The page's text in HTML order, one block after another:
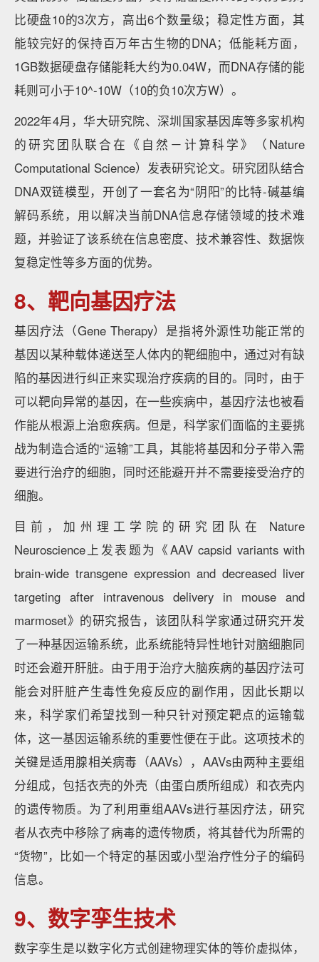
比硬盘10的3次方，高出6个数量级；稳定性方面，其
能较完好的保持百万年古生物的DNA；低能耗方面，
1GB数据硬盘存储能耗大约为0.04W，而DNA存储的能
耗则可小于10^-10W（10的负10次方W）。
2022年4月，华大研究院、深圳国家基因库等多家机构
的研究团队联合在《自然－计算科学》（Nature
Computational Science）发表研究论文。研究团队结合
DNA双链模型，开创了一套名为“阴阳”的比特-碱基编
解码系统，用以解决当前DNA信息存储领域的技术难
题，并验证了该系统在信息密度、技术兼容性、数据恢
复稳定性等多方面的优势。
8、靶向基因疗法
基因疗法（Gene Therapy）是指将外源性功能正常的
基因以某种载体递送至人体内的靶细胞中，通过对有缺
陷的基因进行纠正来实现治疗疾病的目的。同时，由于
可以靶向异常的基因，在一些疾病中，基因疗法也被看
作能从根源上治愈疾病。但是，科学家们面临的主要挑
战为制造合适的“运输”工具，其能将基因和分子带入需
要进行治疗的细胞，同时还能避开并不需要接受治疗的
细胞。
目前，加州理工学院的研究团队在 Nature
Neuroscience上发表题为《AAV capsid variants with
brain-wide transgene expression and decreased liver
targeting after intravenous delivery in mouse and
marmoset》的研究报告，该团队科学家通过研究开发
了一种基因运输系统，此系统能特异性地针对脑细胞同
时还会避开肝脏。由于用于治疗大脑疾病的基因疗法可
能会对肝脏产生毒性免疫反应的副作用，因此长期以
来，科学家们希望找到一种只针对预定靶点的运输载
体，这一基因运输系统的重要性便在于此。这项技术的
关键是适用腺相关病毒（AAVs），AAVs由两种主要组
分组成，包括衣壳的外壳（由蛋白质所组成）和衣壳内
的遗传物质。为了利用重组AAVs进行基因疗法，研究
者从衣壳中移除了病毒的遗传物质，将其替代为所需的
“货物”，比如一个特定的基因或小型治疗性分子的编码
信息。
9、数字孪生技术
数字孪生是以数字化方式创建物理实体的等价虚拟体，